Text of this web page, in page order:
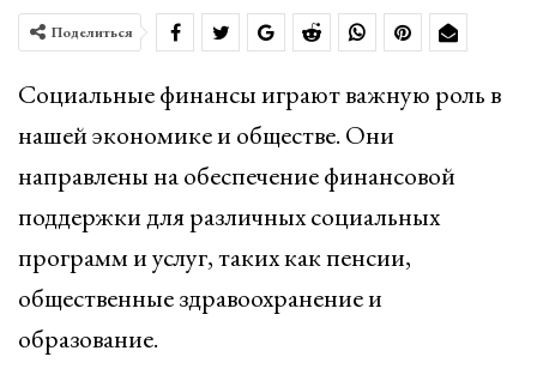
Поделиться
Социальные финансы играют важную роль в
нашей экономике и обществе. Они
направлены на обеспечение финансовой
поддержки для различных социальных
программ и услуг, таких как пенсии,
общественные здравоохранение и
образование.